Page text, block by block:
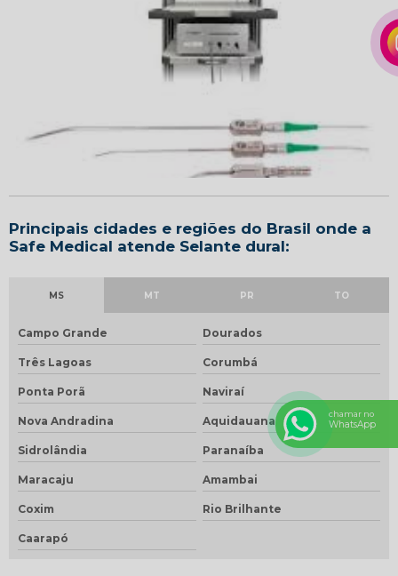
Principais cidades e regiões do Brasil onde a
Safe Medical atende Selante dural:
MS MT PR TO
Campo Grande Dourados
Três Lagoas Corumbá
Ponta Porã Naviraí
Nova Andradina Aquidauana
Sidrolândia Paranaíba
Maracaju Amambai
Coxim Rio Brilhante
Caarapó
chamar no
WhatsApp